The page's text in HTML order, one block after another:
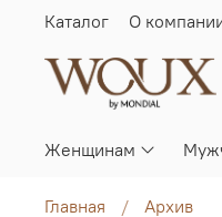
Каталог О
Женщинам
Главная Архив